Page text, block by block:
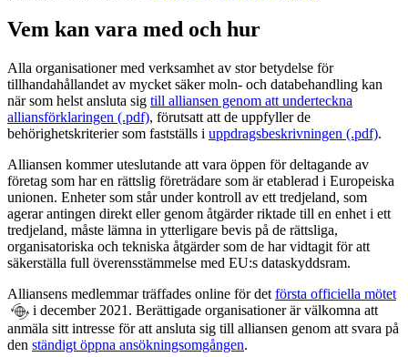
Vem kan vara med och hur
Alla organisationer med verksamhet av stor betydelse för
tillhandahållandet av mycket säker moln- och databehandling kan
när som helst ansluta sig till alliansen genom att underteckna
alliansförklaringen (.pdf), förutsatt att de uppfyller de
behörighetskriterier som fastställs i uppdragsbeskrivningen (.pdf).
Alliansen kommer uteslutande att vara öppen för deltagande av
företag som har en rättslig företrädare som är etablerad i Europeiska
unionen. Enheter som står under kontroll av ett tredjeland, som
agerar antingen direkt eller genom åtgärder riktade till en enhet i ett
tredjeland, måste lämna in ytterligare bevis på de rättsliga,
organisatoriska och tekniska åtgärder som de har vidtagit för att
säkerställa full överensstämmelse med EU:s dataskyddsram.
Alliansens medlemmar träffades online för det första officiella mötet
i december 2021. Berättigade organisationer är välkomna att
anmäla sitt intresse för att ansluta sig till alliansen genom att svara på
den ständigt öppna ansökningsomgången.